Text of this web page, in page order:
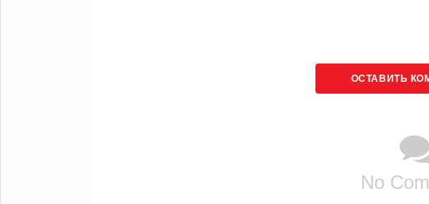
ОСТАВИТЬ
No